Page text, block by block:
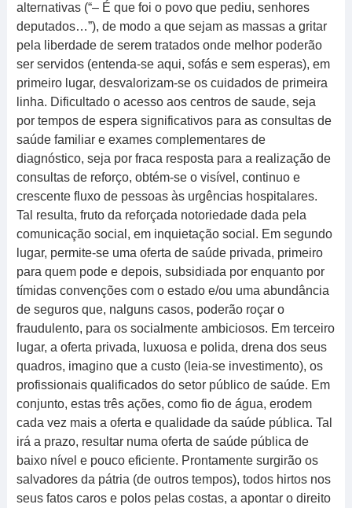
alternativas (“– É que foi o povo que pediu, senhores
deputados…”), de modo a que sejam as massas a gritar
pela liberdade de serem tratados onde melhor poderão
ser servidos (entenda-se aqui, sofás e sem esperas), em
primeiro lugar, desvalorizam-se os cuidados de primeira
linha. Dificultado o acesso aos centros de saude, seja
por tempos de espera significativos para as consultas de
saúde familiar e exames complementares de
diagnóstico, seja por fraca resposta para a realização de
consultas de reforço, obtém-se o visível, continuo e
crescente fluxo de pessoas às urgências hospitalares.
Tal resulta, fruto da reforçada notoriedade dada pela
comunicação social, em inquietação social. Em segundo
lugar, permite-se uma oferta de saúde privada, primeiro
para quem pode e depois, subsidiada por enquanto por
tímidas convenções com o estado e/ou uma abundância
de seguros que, nalguns casos, poderão roçar o
fraudulento, para os socialmente ambiciosos. Em terceiro
lugar, a oferta privada, luxuosa e polida, drena dos seus
quadros, imagino que a custo (leia-se investimento), os
profissionais qualificados do setor público de saúde. Em
conjunto, estas três ações, como fio de água, erodem
cada vez mais a oferta e qualidade da saúde pública. Tal
irá a prazo, resultar numa oferta de saúde pública de
baixo nível e pouco eficiente. Prontamente surgirão os
salvadores da pátria (de outros tempos), todos hirtos nos
seus fatos caros e polos pelas costas, a apontar o direito